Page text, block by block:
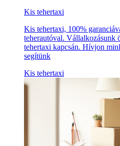
Kis tehertaxi
Kis tehertaxi, 100%
teherautóval. Vállalkozásunk
tehertaxi kapcsán. Hívjon
segítünk
Kis tehertaxi